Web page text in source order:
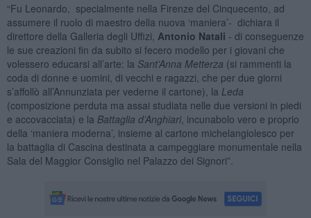
“Fu Leonardo, specialmente nella Firenze del Cinquecento, ad
assumere il ruolo di maestro della nuova ‘maniera’- dichiara il
direttore della Galleria degli Uffizi, Antonio Natali - di conseguenze
le sue creazioni fin da subito si fecero modello per i giovani che
volessero educarsi all’arte: la Sant’Anna Metterza (si rammenti la
coda di donne e uomini, di vecchi e ragazzi, che per due giorni
s’affollò all’Annunziata per vederne il cartone), la Leda
(composizione perduta ma assai studiata nelle due versioni in piedi
e accovacciata) e la Battaglia d’Anghiari, incunabolo vero e proprio
della ‘maniera moderna’, insieme al cartone michelangiolesco per
la battaglia di Cascina destinata a campeggiare monumentale nella
Sala del Maggior Consiglio nel Palazzo dei Signori”.